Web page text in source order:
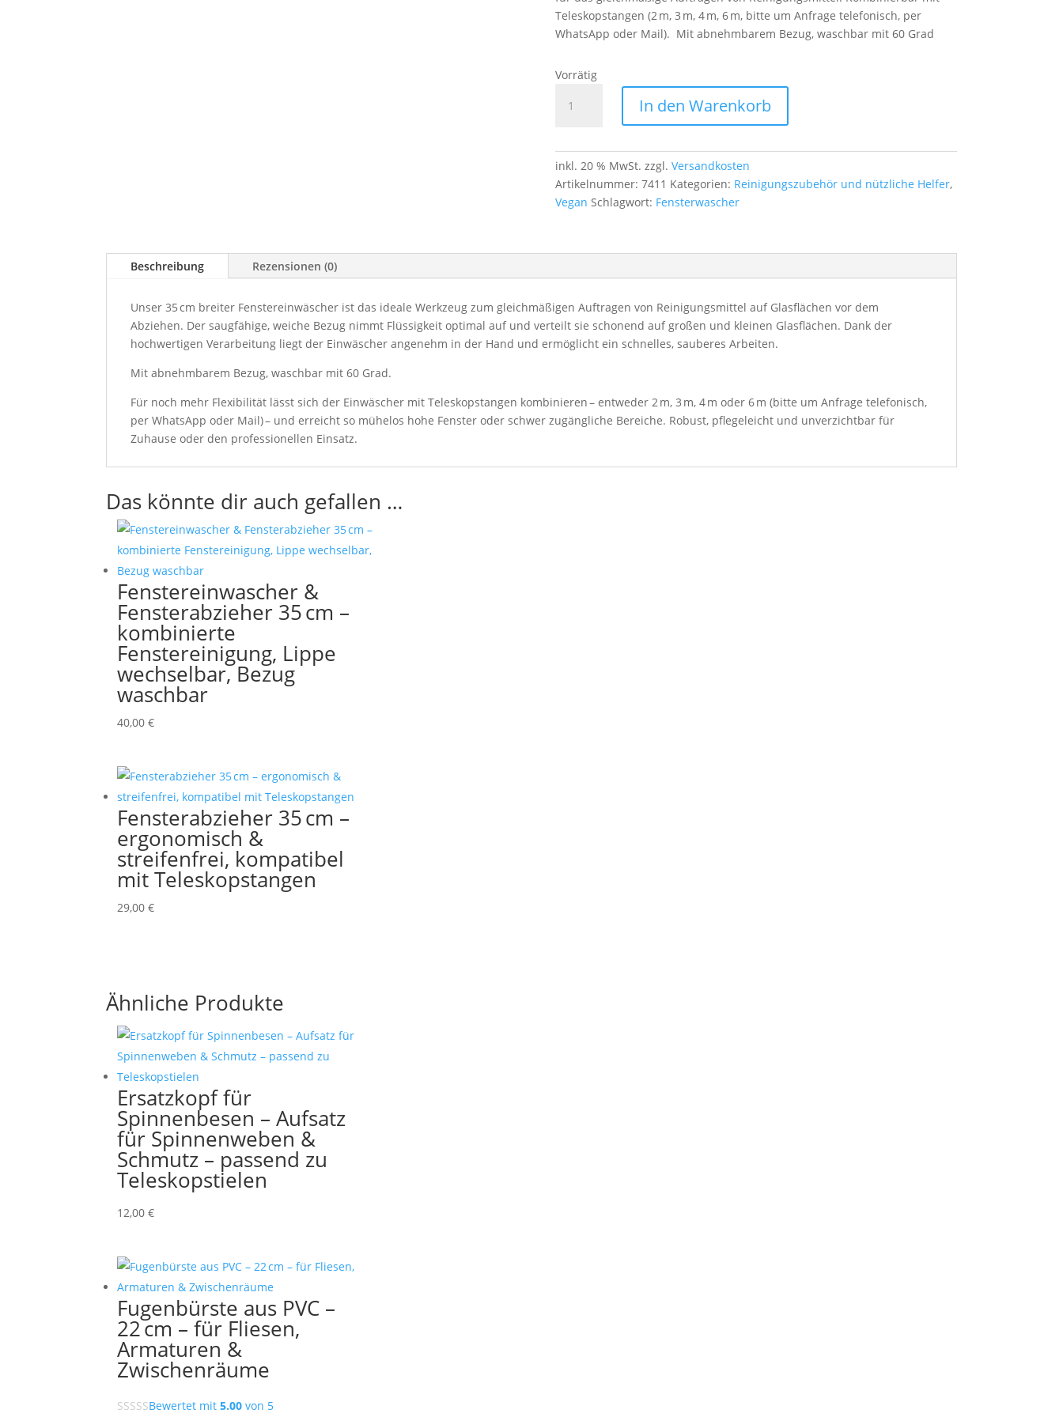
Teleskopstangen (2 m, 3 m, 4 m, 6 m, bitte um Anfrage telefonisch, per
WhatsApp oder Mail). Mit abnehmbarem Bezug, waschbar mit 60 Grad
Vorrätig
Fenstereinwascher
35 cm
Auftragen
&
vorbereiten
Menge
In den Warenkorb
inkl. 20 % MwSt. zzgl. Versandkosten
Artikelnummer: 7411 Kategorien: Reinigungszubehör und nützliche Helfer,
Vegan Schlagwort: Fensterwascher
Beschreibung Rezensionen (0)
Unser 35 cm breiter Fenstereinwäscher ist das ideale Werkzeug zum gleichmäßigen Auftragen von Reinigungsmittel auf Glasflächen vor dem
Abziehen. Der saugfähige, weiche Bezug nimmt Flüssigkeit optimal auf und verteilt sie schonend auf großen und kleinen Glasflächen. Dank der
hochwertigen Verarbeitung liegt der Einwäscher angenehm in der Hand und ermöglicht ein schnelles, sauberes Arbeiten.
Mit abnehmbarem Bezug, waschbar mit 60 Grad.
Für noch mehr Flexibilität lässt sich der Einwäscher mit Teleskopstangen kombinieren – entweder 2 m, 3 m, 4 m oder 6 m (bitte um Anfrage telefonisch,
per WhatsApp oder Mail) – und erreicht so mühelos hohe Fenster oder schwer zugängliche Bereiche. Robust, pflegeleicht und unverzichtbar für
Zuhause oder den professionellen Einsatz.
Das könnte dir auch gefallen …
Fenstereinwascher &
Fensterabzieher 35 cm –
kombinierte
Fenstereinigung, Lippe
wechselbar, Bezug
waschbar
40,00€
Fensterabzieher 35 cm –
ergonomisch &
streifenfrei, kompatibel
mit Teleskopstangen
29,00€
Ähnliche Produkte
Ersatzkopf für
Spinnenbesen – Aufsatz
für Spinnenweben &
Schmutz – passend zu
Teleskopstielen
12,00€
Fugenbürste aus PVC –
22 cm – für Fliesen,
Armaturen &
Zwischenräume
Bewertet mit5.00 von 5